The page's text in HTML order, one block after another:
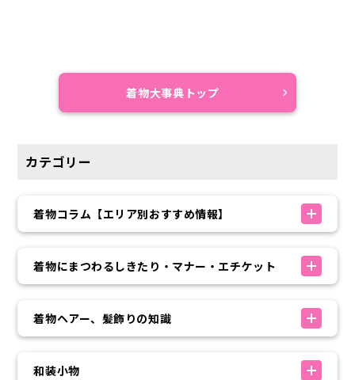
着物大事典トップ
カテゴリー
着物コラム【エリア別おすすめ情報】
着物にまつわるしきたり・マナー・エチケット
着物ヘアー、髪飾りの知識
和装小物